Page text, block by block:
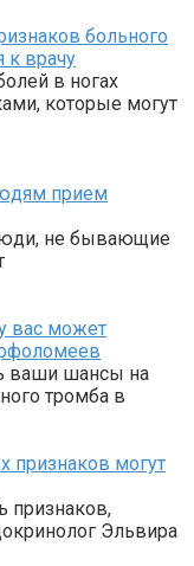
больного
к врачу
в ногах
которые могут
прием
не бывающие
вас может
ваши шансы на
тромба в
признаков могут
признаков,
Эльвира